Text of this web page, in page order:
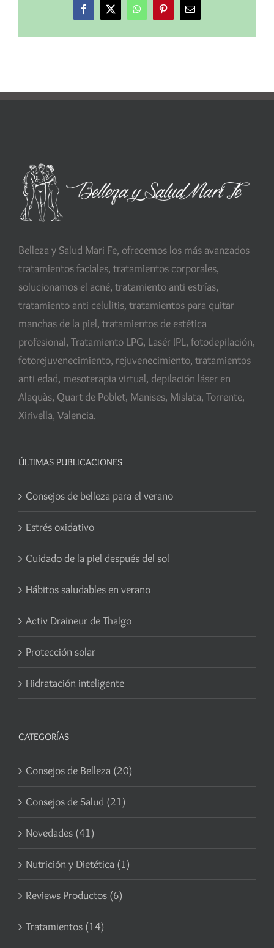
Facebook
X WhatsAppPinterestCorreo
Belleza y Salud Mari Fe, ofrecemos los más avanzados
tratamientos faciales, tratamientos corporales,
solucionamos el acné, tratamiento anti estrías,
tratamiento anti celulitis, tratamientos para quitar
manchas de la piel, tratamientos de estética
profesional, Tratamiento LPG, Lasér IPL, fotodepilación,
fotorejuvenecimiento, rejuvenecimiento, tratamientos
anti edad, mesoterapia virtual, depilación láser en
Alaquàs, Quart de Poblet, Manises, Mislata, Torrente,
Xirivella, Valencia.
ÚLTIMAS PUBLICACIONES
Consejos de belleza para el verano
Estrés oxidativo
Cuidado de la piel después del sol
Hábitos saludables en verano
Activ Draineur de Thalgo
Protección solar
Hidratación inteligente
CATEGORÍAS
Consejos de Belleza (20)
Consejos de Salud (21)
Novedades (41)
Nutrición y Dietética (1)
Reviews Productos (6)
Tratamientos (14)